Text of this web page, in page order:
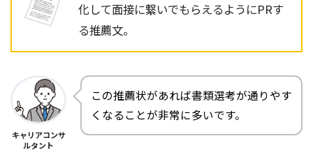
化して面接に繋いでもらえるようにPRす
る推薦文。
キャリアコンサ
ルタント
この推薦状があれば書類選考が通りやす
くなることが非常に多いです。